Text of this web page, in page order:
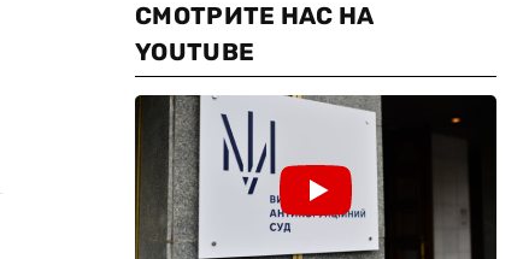
СМОТРИТЕ НАС НА
YOUTUBE